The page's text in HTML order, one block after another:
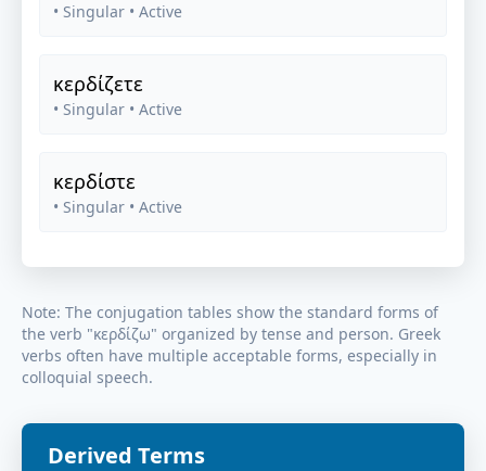
• Singular • Active
κερδίζετε
• Singular • Active
κερδίστε
• Singular • Active
Note: The conjugation tables show the standard forms of
the verb "κερδίζω" organized by tense and person. Greek
verbs often have multiple acceptable forms, especially in
colloquial speech.
Derived Terms